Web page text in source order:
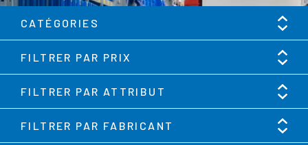
CATÉGORIES
FILTRER PAR PRIX
FILTRER PAR ATTRIBUT
FILTRER PAR FABRICANT